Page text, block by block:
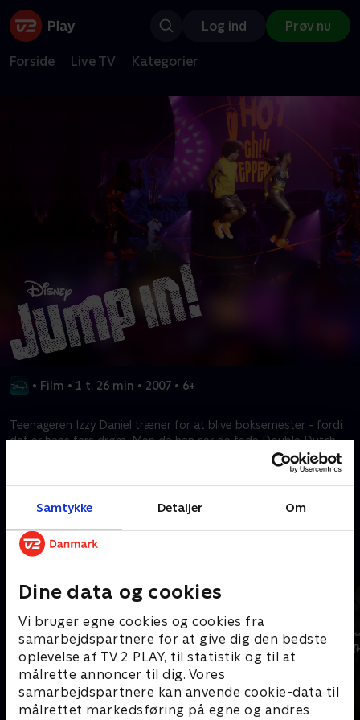
Samtykke Detaljer Om
Dine data og cookies
Vi bruger egne cookies og cookies fra
samarbejdspartnere for at give dig den bedste
oplevelse af TV 2 PLAY, til statistik og til at
målrette annoncer til dig. Vores
samarbejdspartnere kan anvende cookie-data til
målrettet markedsføring på egne og andres
Log ind Prøv nu
Forside Live TV Kategorier
• Film • 1 t. 26 min • 2007 • 6+
Teenageren Izzy Daniel træner for at blive boksemester - fordi
det er hans fars drøm. Men da han ser de fede Double Dutch,
går han med til at hjælpe naboen Mary med hendes sjippehold.
Kræver tilkøb
Mere indhold fra Disney+